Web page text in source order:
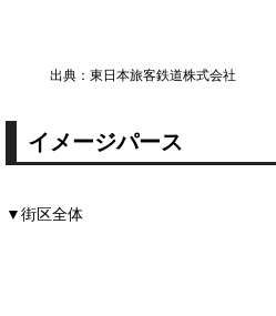
出典：東日本旅客鉄道株式会社
イメージパース
▼街区全体